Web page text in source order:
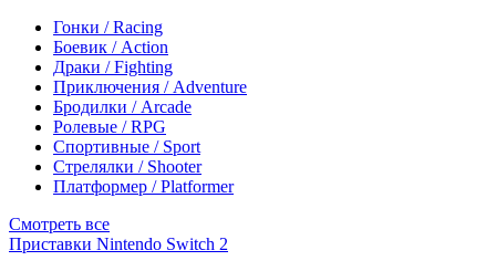
Гонки / Racing
Боевик / Action
Драки / Fighting
Приключения / Adventure
Бродилки / Arcade
Ролевые / RPG
Спортивные / Sport
Стрелялки / Shooter
Платформер / Platformer
Смотреть все
Приставки Nintendo Switch 2